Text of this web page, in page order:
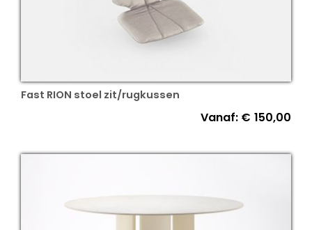
Fast RION stoel zit/rugkussen
Vanaf: € 150,00